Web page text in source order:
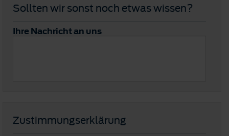
Sollten wir sonst noch etwas wissen?
Ihre Nachricht an uns
Zustimmungserklärung